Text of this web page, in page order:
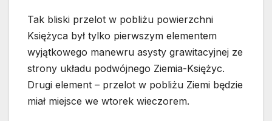
Tak bliski przelot w pobliżu powierzchni
Księżyca był tylko pierwszym elementem
wyjątkowego manewru asysty grawitacyjnej ze
strony układu podwójnego Ziemia-Księżyc.
Drugi element – przelot w pobliżu Ziemi będzie
miał miejsce we wtorek wieczorem.